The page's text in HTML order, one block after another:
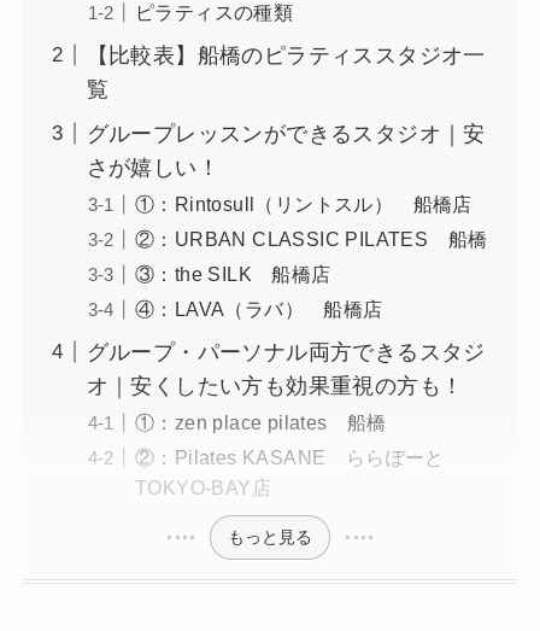
ピラティスの種類
【比較表】船橋のピラティススタジオ一
覧
グループレッスンができるスタジオ｜安
さが嬉しい！
①：Rintosull（リントスル） 船橋店
②：URBAN CLASSIC PILATES 船橋
③：the SILK 船橋店
④：LAVA（ラバ） 船橋店
グループ・パーソナル両方できるスタジ
オ｜安くしたい方も効果重視の方も！
①：zen place pilates 船橋
②：Pilates KASANE ららぽーと
TOKYO-BAY店
もっと見る